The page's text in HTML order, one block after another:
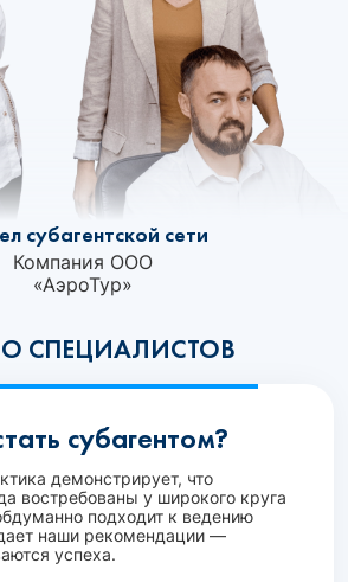
СПЕЦИАЛИСТОВ
субагентской сети
Компания ООО
«АэроТур»‎
субагентом?
демонстрирует, что
востребованы у широкого круга
подходит к ведению
наши рекомендации —
успеха.